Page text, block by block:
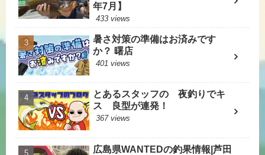
年7月】
433 views
暑さ対策の準備はお済みです
か？ 曙店
401 views
とあるスタッフの 夜釣りでキ
ス 良型が連発！
367 views
広島県WANTEDの釣果情報|芦田